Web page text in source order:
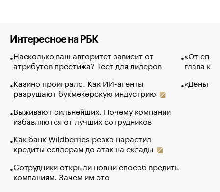
Интересное на РБК
Насколько ваш авторитет зависит от
атрибутов престижа? Тест для лидеров
Казино проиграло. Как ИИ-агенты
разрушают букмекерскую индустрию
Выживают сильнейших. Почему компании
избавляются от лучших сотрудников
Как банк Wildberries резко нарастил
кредиты селлерам до атак на склады
Сотрудники открыли новый способ вредить
компаниям. Зачем им это
«От
глава
«Деньги